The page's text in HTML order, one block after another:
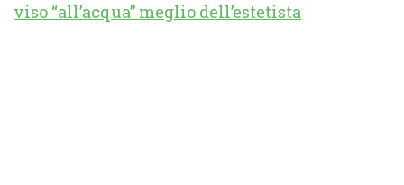
viso “all’acqua” meglio dell’estetista